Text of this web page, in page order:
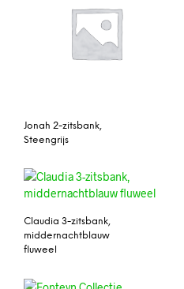
Jonah 2-zitsbank,
Steengrijs
Claudia 3-zitsbank,
middernachtblauw
fluweel